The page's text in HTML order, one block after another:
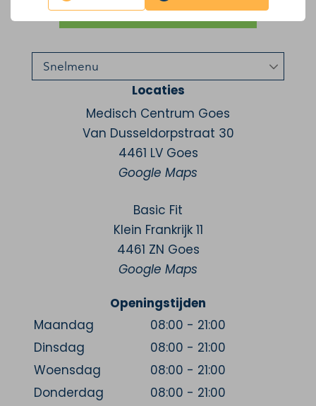
Locaties
Medisch Centrum Goes
Van Dusseldorpstraat 30
4461 LV Goes
Google Maps
Basic Fit
Klein Frankrijk 11
4461 ZN Goes
Google Maps
Openingstijden
Maandag
08:00 - 21:00
Dinsdag
08:00 - 21:00
Woensdag
08:00 - 21:00
Donderdag
08:00 - 21:00